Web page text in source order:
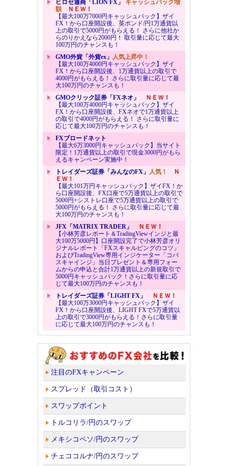
ヒロセ通商「LION FX」 キャッシュバック増
額ＮＥＷ！
【最大100万7000円キャッシュバック】ザイ
FX！から口座開設後、英ポンド/円1万通貨以
上の取引で5000円がもらえる！ さらに他社か
らのりかえなら2000円！ 取引量に応じて最大
100万円のチャンスも！
GMO外貨「外貨ex」 人気上昇中！
【最大100万4000円キャッシュバック】ザイ
FX！から口座開設後、1万通貨以上の取引で
4000円がもらえる！ さらに取引量に応じて最
大100万円のチャンスも！
GMOクリック証券「FXネオ」
ＮＥＷ！
【最大100万4000円キャッシュバック】ザイ
FX！から口座開設後、FXネオで1万通貨以上
の取引で4000円がもらえる！ さらに取引量に
応じて最大100万円のチャンスも！
FXブロードネット
【最大6万3000円キャッシュバック】当サイト
限定！1万通貨以上の取引で現金3000円がもら
えるキャンペーン実施中！
トレイダーズ証券「みんなのFX」 人気！
Ｎ
ＥＷ！
【最大101万円キャッシュバック】ザイFX！か
ら口座開設後、FX口座で5万通貨以上の取引で
5000円+シストレ口座で5万通貨以上の取引で
5000円がもらえる！ さらに取引量に応じて最
大100万円のチャンスも！
JFX「MATRIX TRADER」
ＮＥＷ！
【小林芳彦レポート＆TradingViewインジと最
大100万5000円】口座開設完了で小林芳彦オリ
ジナルレポート「FXスキャルピングのコツ」
およびTradingView専用インジケーター「コバ
スキャインジ」当日プレゼント＆専用フォー
ムからの申込と合計1万通貨以上の新規取引で
5000円キャッシュバック！さらに取引量に応
じて最大100万円のチャンスも！
トレイダーズ証券「LIGHT FX」
ＮＥＷ！
【最大100万3000円キャッシュバック】ザイ
FX！から口座開設後、LIGHT FXで5万通貨以
上の取引で3000円がもらえる！さらに取引量
に応じて最大100万円のチャンスも！
注目のFXキャンペーン
スプレッド（取引コスト）
スワップポイント
トルコリラ/円のスワップ
メキシコペソ/円のスワップ
チェココルナ/円のスワップ